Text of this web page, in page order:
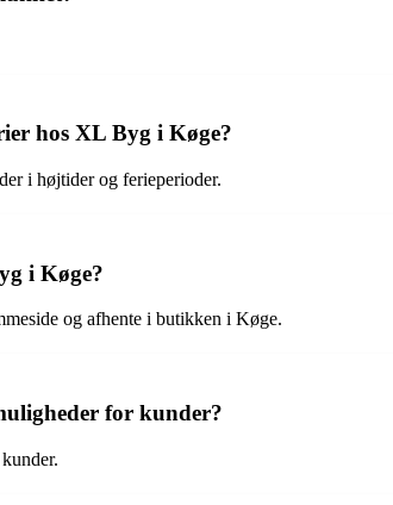
hos XL Byg i Køge?
i højtider og ferieperioder.
i Køge?
og afhente i butikken i Køge.
for kunder?